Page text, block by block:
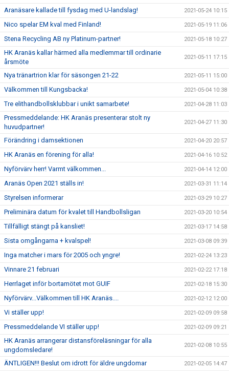
Aranäsare kallade till fysdag med U-landslag! 2021-05-24 10:15
Nico spelar EM kval med Finland! 2021-05-19 11:06
Stena Recycling AB ny Platinum-partner! 2021-05-18 10:27
HK Aranäs kallar härmed alla medlemmar till ordinarie
årsmöte
2021-05-11 17:15
Nya tränartrion klar för säsongen 21-22 2021-05-11 15:00
Välkommen till Kungsbacka! 2021-05-04 10:38
Tre elithandbollsklubbar i unikt samarbete! 2021-04-28 11:03
Pressmeddelande: HK Aranäs presenterar stolt ny
huvudpartner!
2021-04-27 11:30
Förändring i damsektionen 2021-04-20 20:57
HK Aranäs en förening för alla! 2021-04-16 10:52
Nyförvärv herr! Varmt välkommen... 2021-04-14 12:00
Aranäs Open 2021 ställs in! 2021-03-31 11:14
Styrelsen informerar 2021-03-29 10:27
Preliminära datum för kvalet till Handbollsligan 2021-03-20 10:54
Tillfälligt stängt på kansliet! 2021-03-17 14:58
Sista omgångarna + kvalspel! 2021-03-08 09:39
Inga matcher i mars för 2005 och yngre! 2021-02-24 13:23
Vinnare 21 februari 2021-02-22 17:18
Herrlaget inför bortamötet mot GUIF 2021-02-18 15:30
Nyförvärv...Välkommen till HK Aranäs.... 2021-02-12 12:00
Vi ställer upp! 2021-02-09 09:58
Pressmeddelande VI ställer upp! 2021-02-09 09:21
HK Aranäs arrangerar distansföreläsningar för alla
ungdomsledare!
2021-02-08 10:55
ÄNTLIGEN!!! Beslut om idrott för äldre ungdomar 2021-02-05 14:47